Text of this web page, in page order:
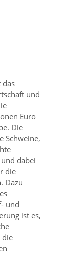
und
Euro
Die
Schweine,
dabei
die
Dazu
und
ist es,
die